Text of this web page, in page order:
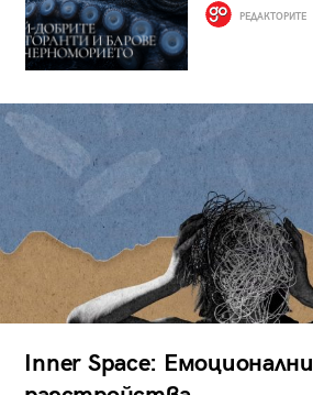
РЕДАКТОРИТЕ
Inner Space: Емоционални